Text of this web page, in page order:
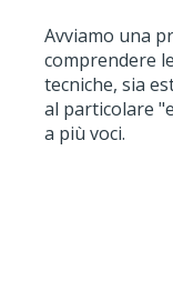
Avviamo una
comprendere
tecniche, sia
al particolare
a più voci.